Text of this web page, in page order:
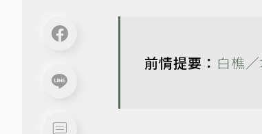
前情提要： 白樵／